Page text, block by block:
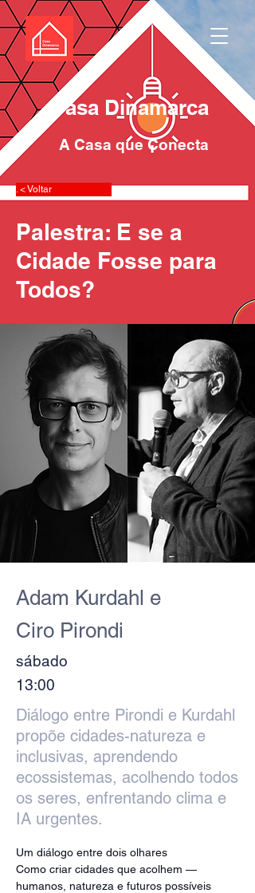
Casa Dinamarca
A Casa que Conecta
. < Voltar
Palestra: E se a
Cidade Fosse para
Todos?
Adam Kurdahl e
Ciro Pirondi
sábado
13:00
Diálogo entre Pirondi e Kurdahl
propõe cidades-natureza e
inclusivas, aprendendo
ecossistemas, acolhendo todos
os seres, enfrentando clima e
IA urgentes.
Um diálogo entre dois olhares
Como criar cidades que acolhem —
humanos, natureza e futuros possíveis